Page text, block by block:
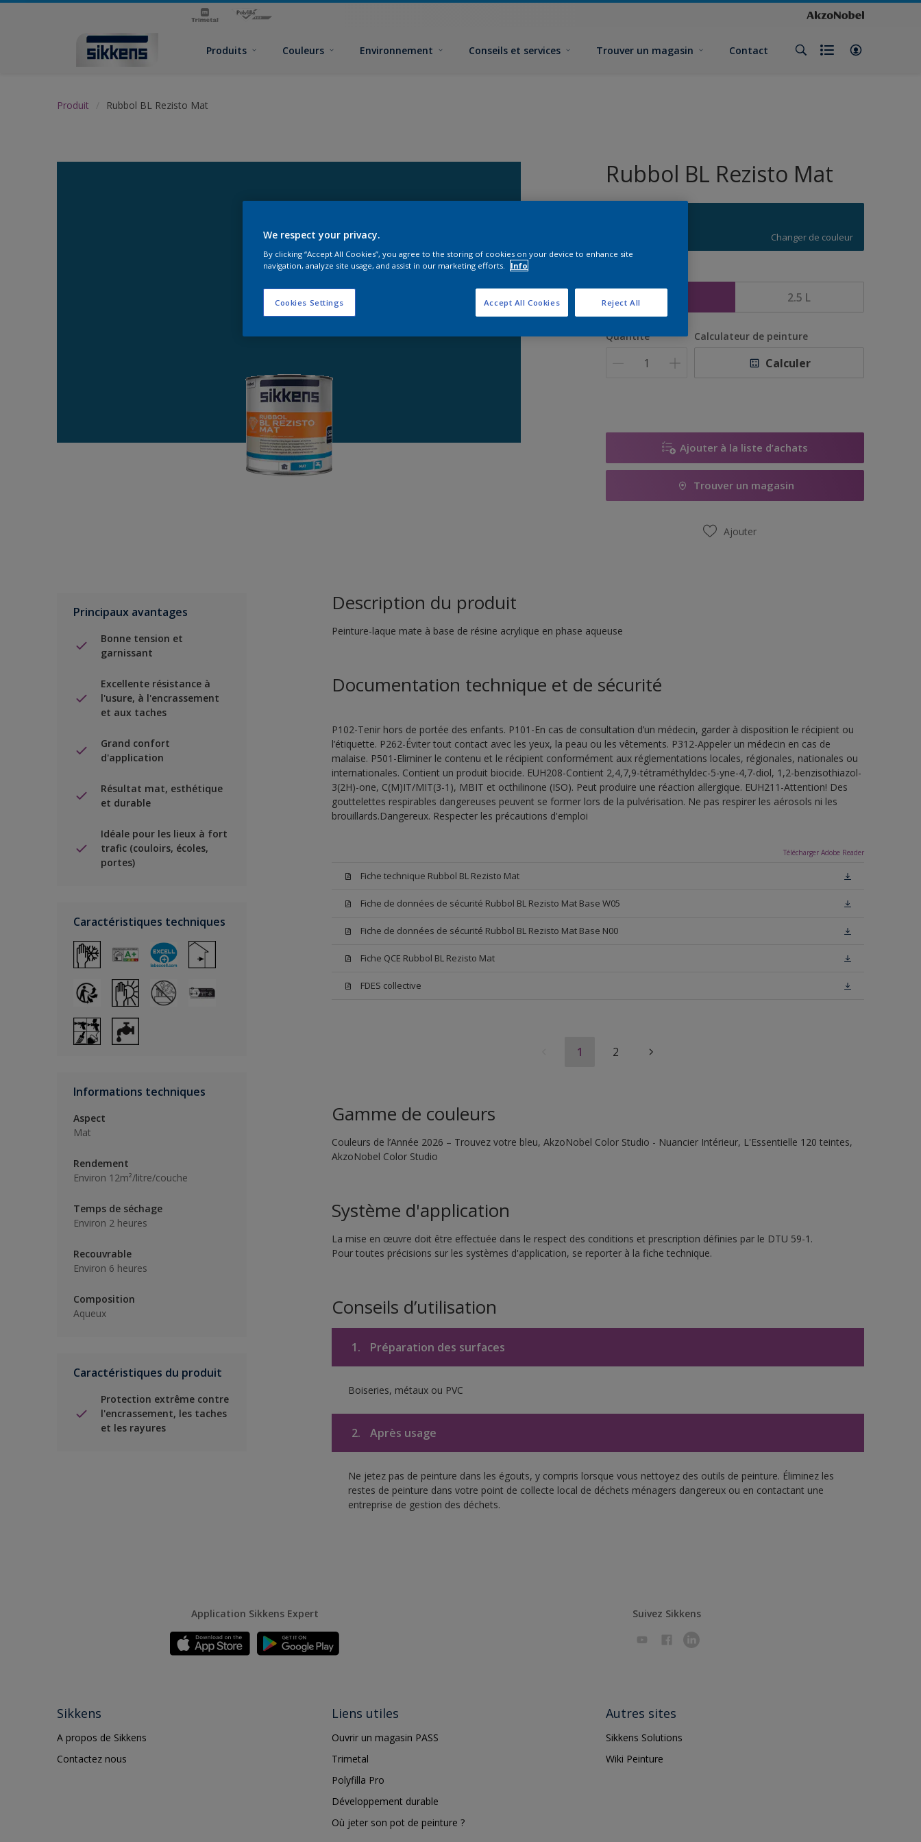
Produits Couleurs Environnement Conseils et services Trouver un magasin Contact
Produit Rubbol BL Rezisto Mat
Rubbol BL Rezisto Mat
Changer de couleur
2.5 L
Quantité Calculateur de peinture
Calculer
Ajouter à la liste d’achats
Trouver un magasin
Ajouter
Principaux avantages
Bonne tension et
garnissant
Excellente résistance à
l'usure, à l'encrassement
et aux taches
Grand confort
d'application
Résultat mat, esthétique
et durable
Idéale pour les lieux à fort
trafic (couloirs, écoles,
portes)
Caractéristiques techniques
Informations techniques
Aspect
Mat
Rendement
Environ 12m²/litre/couche
Temps de séchage
Environ 2 heures
Recouvrable
Environ 6 heures
Composition
Aqueux
Caractéristiques du produit
Protection extrême contre
l'encrassement, les taches
et les rayures
Description du produit
Peinture-laque mate à base de résine acrylique en phase aqueuse
Documentation technique et de sécurité
P102-Tenir hors de portée des enfants. P101-En cas de consultation d’un médecin, garder à disposition le récipient ou
l’étiquette. P262-Éviter tout contact avec les yeux, la peau ou les vêtements. P312-Appeler un médecin en cas de
malaise. P501-Eliminer le contenu et le récipient conformément aux réglementations locales, régionales, nationales ou
internationales. Contient un produit biocide. EUH208-Contient 2,4,7,9-tétraméthyldec-5-yne-4,7-diol, 1,2-benzisothiazol-
3(2H)-one, C(M)IT/MIT(3-1), MBIT et octhilinone (ISO). Peut produire une réaction allergique. EUH211-Attention! Des
gouttelettes respirables dangereuses peuvent se former lors de la pulvérisation. Ne pas respirer les aérosols ni les
brouillards.Dangereux. Respecter les précautions d'emploi
Télécharger Adobe Reader
Fiche technique Rubbol BL Rezisto Mat
Fiche de données de sécurité Rubbol BL Rezisto Mat Base W05
Fiche de données de sécurité Rubbol BL Rezisto Mat Base N00
Fiche QCE Rubbol BL Rezisto Mat
FDES collective
1 2
Gamme de couleurs
Couleurs de l’Année 2026 – Trouvez votre bleu, AkzoNobel Color Studio - Nuancier Intérieur, L'Essentielle 120 teintes,
AkzoNobel Color Studio
Système d'application
La mise en œuvre doit être effectuée dans le respect des conditions et prescription définies par le DTU 59-1.
Pour toutes précisions sur les systèmes d'application, se reporter à la fiche technique.
Conseils d’utilisation
1. Préparation des surfaces
Boiseries, métaux ou PVC
2. Après usage
Ne jetez pas de peinture dans les égouts, y compris lorsque vous nettoyez des outils de peinture. Éliminez les
restes de peinture dans votre point de collecte local de déchets ménagers dangereux ou en contactant une
entreprise de gestion des déchets.
Application Sikkens Expert Suivez Sikkens
Sikkens
A propos de Sikkens
Contactez nous
Liens utiles
Ouvrir un magasin PASS
Trimetal
Polyfilla Pro
Développement durable
Où jeter son pot de peinture ?
Autres sites
Sikkens Solutions
Wiki Peinture
We respect your privacy.
By clicking “Accept All Cookies”, you agree to the storing of cookies on your device to enhance site
navigation, analyze site usage, and assist in our marketing efforts.
Info
Cookies Settings Reject All
Accept All Cookies